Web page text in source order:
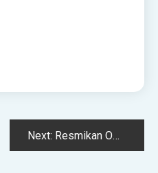
Next: Resmikan Offline Store di Labuan Bajo, Tenunin dan PT SMI Perkuat Ekonomi Kreatif Berbasis Budaya Lokal